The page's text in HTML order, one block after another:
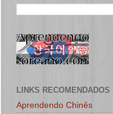
LINKS RECOMENDADOS
Aprendendo Chinês